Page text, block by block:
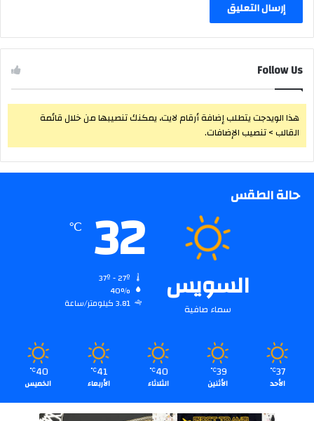
Follow Us
هذا الويدجت يتطلب إضافة أرقام لايت، يمكنك تنصيبها من خلال قائمة
القالب > تنصيب الإضافات.
حالة الطقس
السويس
سماء صافية
32
℃
40%
3.81 كيلومتر/ساعة
37
℃
الأحد
39
℃
الأثنين
40
℃
الثلاثاء
41
℃
الأربعاء
40
℃
الخميس